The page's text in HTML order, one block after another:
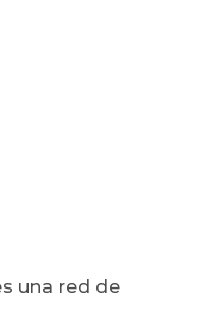
una red de